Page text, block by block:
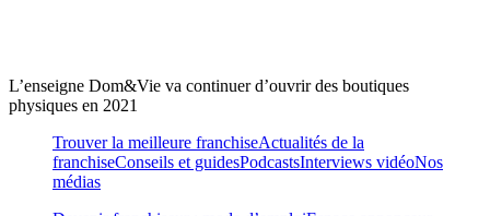
L’enseigne Dom&Vie va continuer d’ouvrir des boutiques
physiques en 2021
Trouver la meilleure franchiseActualités de la
franchiseConseils et guidesPodcastsInterviews vidéoNos
médias